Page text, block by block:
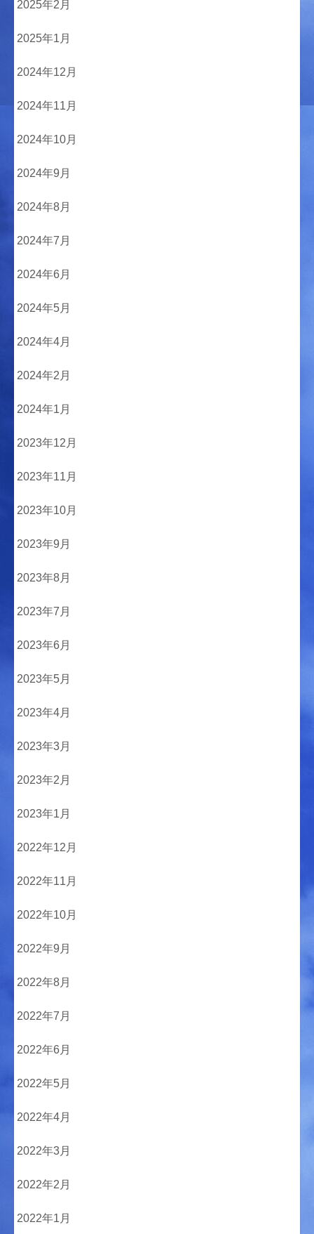
2025年2月
2025年1月
2024年12月
2024年11月
2024年10月
2024年9月
2024年8月
2024年7月
2024年6月
2024年5月
2024年4月
2024年2月
2024年1月
2023年12月
2023年11月
2023年10月
2023年9月
2023年8月
2023年7月
2023年6月
2023年5月
2023年4月
2023年3月
2023年2月
2023年1月
2022年12月
2022年11月
2022年10月
2022年9月
2022年8月
2022年7月
2022年6月
2022年5月
2022年4月
2022年3月
2022年2月
2022年1月